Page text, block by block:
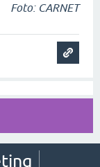
Foto: CARNET